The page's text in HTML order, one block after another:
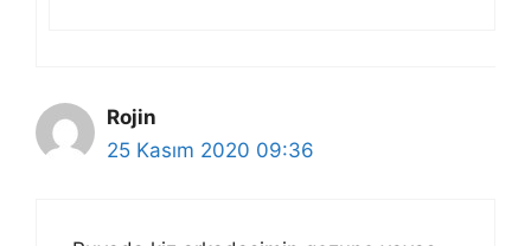
Rojin
25 Kasım 2020 09:36